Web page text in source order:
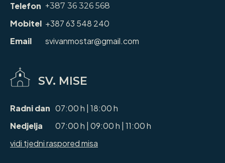
Telefon +387 36 326 568
Mobitel +387 63 548 240
Email
svivanmostar@gmail.com
SV. MISE
Radni dan 07:00 h | 18:00 h
Nedjelja
07:00 h | 09:00 h | 11:00 h
vidi tjedni raspored misa